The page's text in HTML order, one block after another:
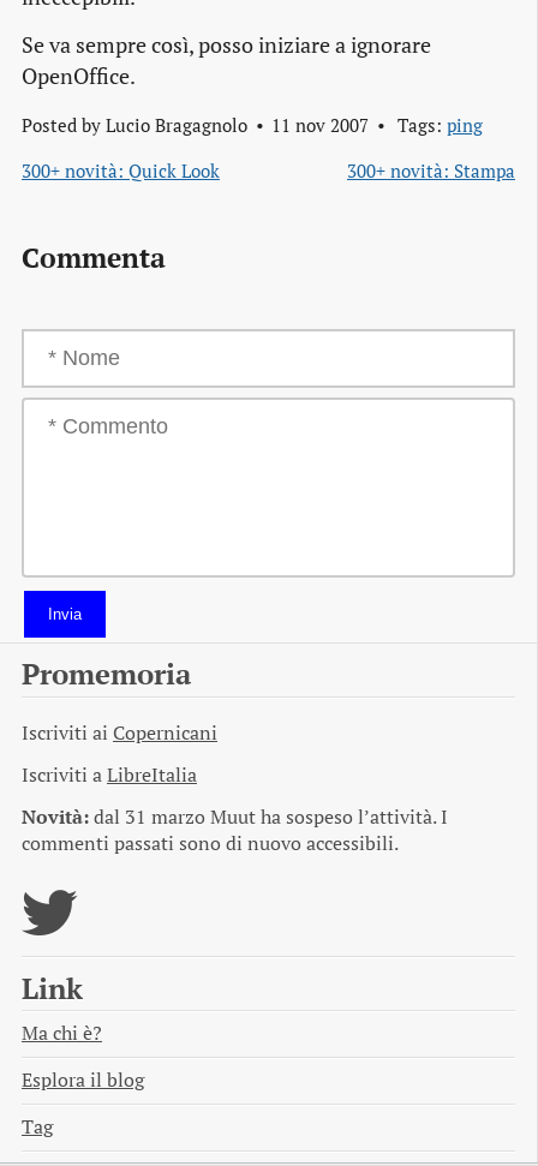
Se va sempre così, posso iniziare a ignorare
OpenOffice.
Posted by Lucio Bragagnolo 11 nov 2007 Tags: ping
300+ novità: Quick Look
300+ novità: Stampa
Commenta
Invia
Promemoria
Iscriviti ai Copernicani
Iscriviti aLibreItalia
Novità:dal 31 marzo Muut ha sospeso l’attività. I
commenti passati sono di nuovo accessibili.
Link
Ma chi è?
Esplora il blog
Tag